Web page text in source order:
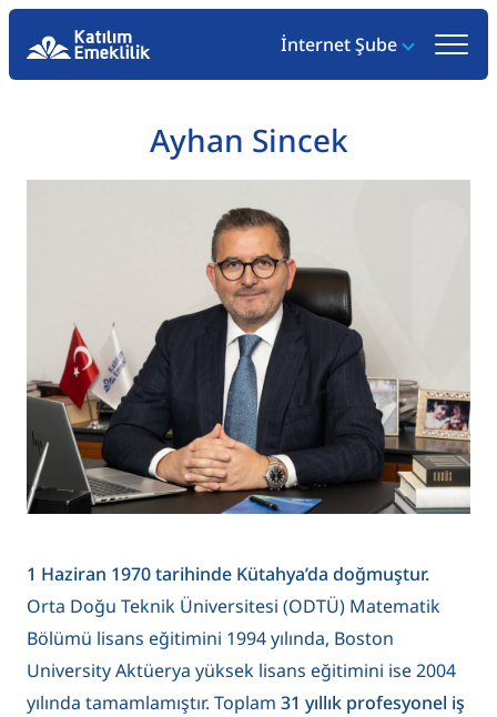
İnternet Şube
Ayhan Sincek
1 Haziran 1970 tarihinde Kütahya’da doğmuştur.
Orta Doğu Teknik Üniversitesi (ODTÜ) Matematik
Bölümü lisans eğitimini 1994 yılında, Boston
University Aktüerya yüksek lisans eğitimini ise 2004
yılında tamamlamıştır. Toplam 31 yıllık profesyonel iş